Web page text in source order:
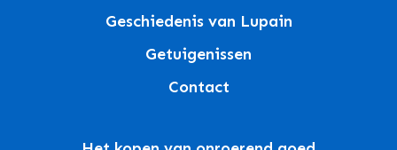
Geschiedenis van Lupain
Getuigenissen
Contact